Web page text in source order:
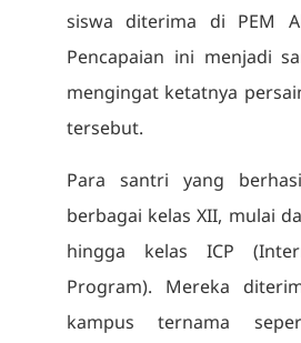
siswa diterima di PEM
Pencapaian ini menjadi
mengingat ketatnya
tersebut.
Para santri yang
berbagai kelas XII, mulai
hingga kelas ICP
Program). Mereka
kampus ternama